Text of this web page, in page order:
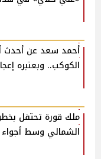
أحمد سعد عن أحدث
الكوكب.. وبعتبره
ملك قورة تحتفل
الشمالي وسط أجواء